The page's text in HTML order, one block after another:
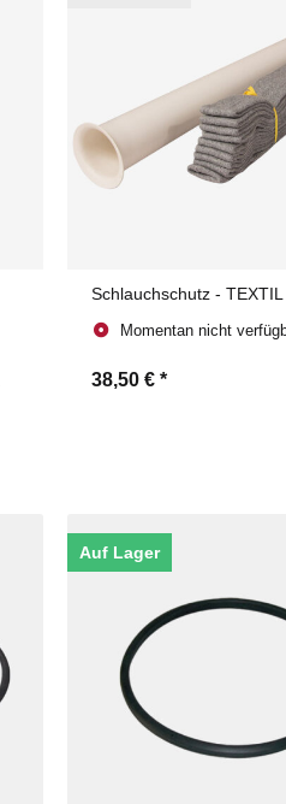
Schlauchschutz -
Momentan nicht
38,50 € *
Auf Lager